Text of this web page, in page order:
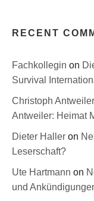
RECENT
Fachkollegin on
Survival
Christoph Antweiler
Antweiler: Heimat
Dieter Haller on
Leserschaft?
Ute Hartmann on
und